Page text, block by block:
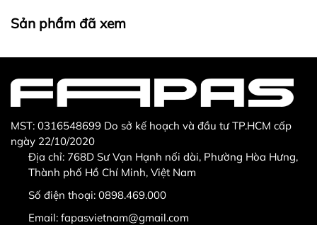
Sản phẩm không đúng với đơn hàng đã đặt
Sản phẩm bị hư hỏng khi nhìn bằng mắt thường
Hotline CSKH: 090 376 9205
Sản phẩm đã xem
MST: 0316548699 Do sở kế hoạch và đầu tư TP.HCM cấp
ngày 22/10/2020
Địa chỉ: 768D Sư Vạn Hạnh nối dài, Phường Hòa Hưng,
Thành phố Hồ Chí Minh, Việt Nam
Số điện thoại: 0898.469.000
Email: fapasvietnam@gmail.com